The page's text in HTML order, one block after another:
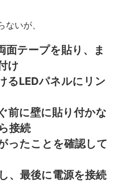
いが、
面テープを貼り、ま
け
るLEDパネルにリン
前に壁に貼り付かな
接続
ったことを確認して
、最後に電源を接続